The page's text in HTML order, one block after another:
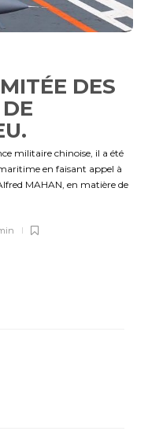
DES
militaire chinoise, il a été
en faisant appel à
MAHAN, en matière de